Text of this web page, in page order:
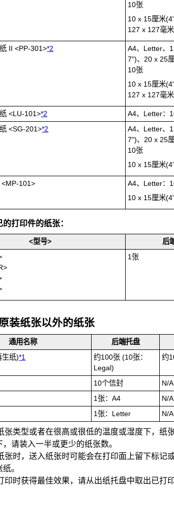
10张
10 x 15厘米
127 x 127毫
II <PP-301>*2
A4、Letter、
7")、20 x 25
10张
10 x 15厘米
127 x 127毫
<LU-101>*2 A4、Letter：
<SG-201>*2
A4、Letter、
7")、20 x 25
10张
10 x 15厘米
<MP-101>
A4、Letter：
10 x 15厘米
打印件的纸张：
<型号> 后
>
1张
装纸张以外的纸张
通用名称 后端托盘
生纸)*1 约100张 (10张：
Legal)
约
10个信封 N/A
1张：A4 N/A
1张：Letter N/A
张类型或者在很高或很低的温度或湿度下，纸
请装入一半或更少的纸张数。
张时，送入纸张时可能会在打印面上留下标记
。
印时获得最佳效果，请从出纸托盘中取出已打